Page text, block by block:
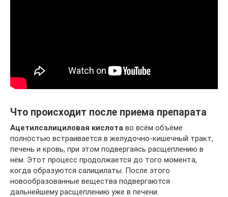
Что происходит после приема препарата
Ацетилсалициловая кислота во всём объёме
полностью встраивается в желудочно-кишечный тракт,
печень и кровь, при этом подвергаясь расщеплению в
нём. Этот процесс продолжается до того момента,
когда образуются салицилаты. После этого
новообразованные вещества подвергаются
дальнейшему расщеплению уже в печени.